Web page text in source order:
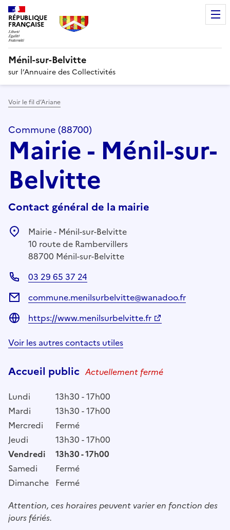
RÉPUBLIQUE
FRANÇAISE
Ménil-sur-Belvitte
sur l’Annuaire des Collectivités
Voir le fil d’Ariane
Commune (88700)
Mairie - Ménil-sur-
Belvitte
Contact général de la mairie
Mairie - Ménil-sur-Belvitte
10 route de Rambervillers
88700 Ménil-sur-Belvitte
03 29 65 37 24
commune.menilsurbelvitte@wanadoo.fr
https://www.menilsurbelvitte.fr
Voir les autres contacts utiles
Accueil public Actuellement fermé
Lundi
13h30 - 17h00
Mardi
13h30 - 17h00
Mercredi
Fermé
Jeudi
13h30 - 17h00
Vendredi
13h30 - 17h00
Samedi
Fermé
Dimanche Fermé
Attention, ces horaires peuvent varier en fonction des
jours fériés.